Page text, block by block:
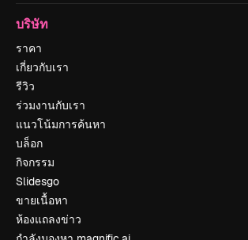
บริษัท
ราคา
เกี่ยวกับเรา
รีวิว
ร่วมงานกับเรา
แนวโน้มการค้นหา
บล็อก
กิจกรรม
Slidesgo
ขายเนื้อหา
ห้องแถลงข่าว